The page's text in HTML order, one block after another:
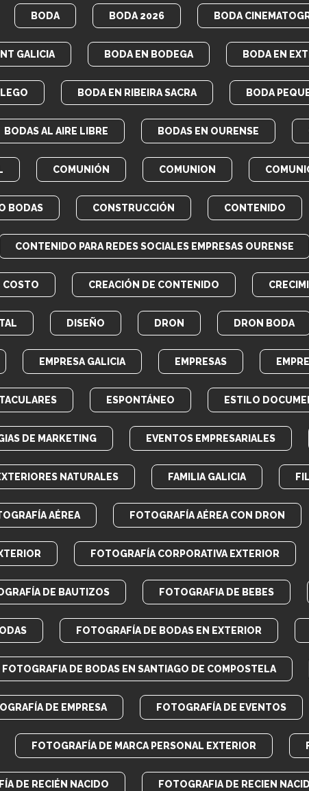
BODA BODA 2026 BODA
GALICIA BODA EN BODEGA BODA EN
BODA EN RIBEIRA SACRA BODA
BODAS AL AIRE LIBRE BODAS EN OURENSE
COMUNIÓN COMUNION
BODAS CONSTRUCCIÓN CONTENIDO
CONTENIDO PARA REDES SOCIALES EMPRESAS OURENSE
COSTO CREACIÓN DE CONTENIDO
DISEÑO DRON DRON BODA
EMPRESA GALICIA EMPRESAS
ESPONTÁNEO ESTILO
DE MARKETING EVENTOS EMPRESARIALES
NATURALES FAMILIA GALICIA
AÉREA FOTOGRAFÍA AÉREA CON DRON
FOTOGRAFÍA CORPORATIVA EXTERIOR
DE BAUTIZOS FOTOGRAFIA DE BEBES
FOTOGRAFÍA DE BODAS EN EXTERIOR
FOTOGRAFIA DE BODAS EN SANTIAGO DE COMPOSTELA
DE EMPRESA FOTOGRAFÍA DE EVENTOS
FOTOGRAFÍA DE MARCA PERSONAL EXTERIOR
DE RECIÉN NACIDO FOTOGRAFIA DE RECIEN